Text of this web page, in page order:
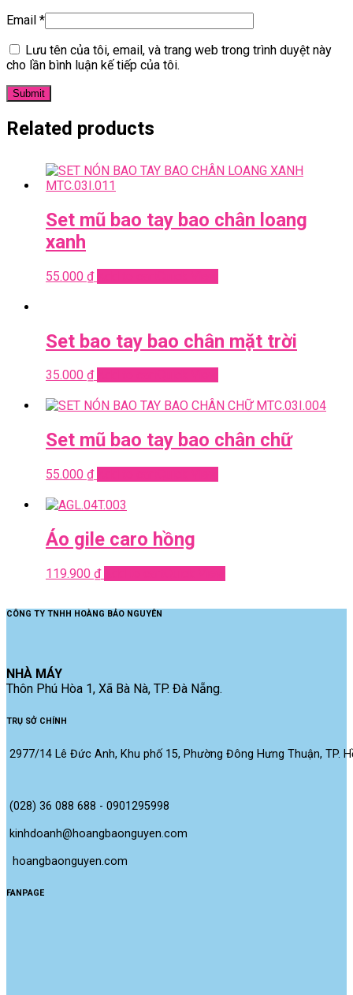
Email *
Lưu tên của tôi, email, và trang web trong trình duyệt này
cho lần bình luận kế tiếp của tôi.
Related products
Set mũ bao tay bao chân loang
xanh
55.000 ₫
Set bao tay bao chân mặt trời
35.000 ₫
Set mũ bao tay bao chân chữ
55.000 ₫
Áo gile caro hồng
119.900 ₫
CÔNG TY TNHH HOÀNG BẢO NGUYÊN
NHÀ MÁY
Thôn Phú Hòa 1, Xã Bà Nà, TP. Đà Nẵng.
TRỤ SỞ CHÍNH
2977/14 Lê Đức Anh, Khu phố 15, Phường Đông Hưng Thuận, TP.
(028) 36 088 688 - 0901295998
kinhdoanh@hoangbaonguyen.com
hoangbaonguyen.com
FANPAGE